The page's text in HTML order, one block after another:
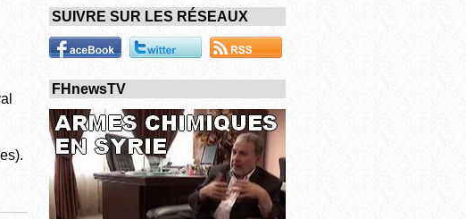
SUIVRE SUR LES RÉSEAUX
FHnewsTV